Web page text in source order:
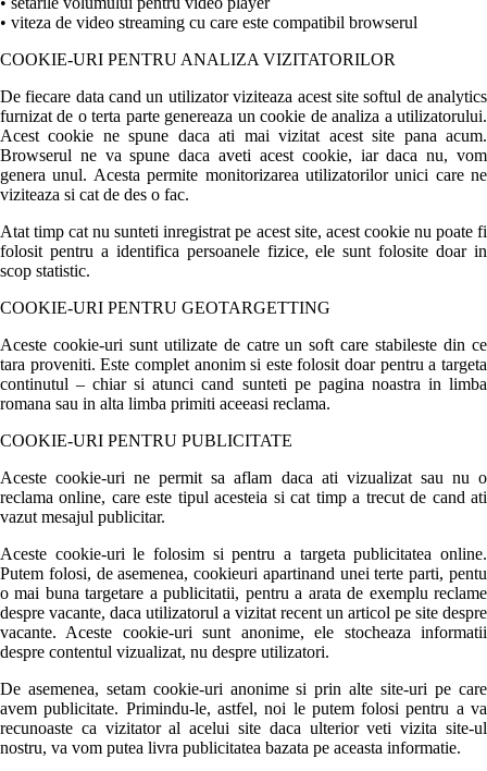
• viteza de video streaming cu care este compatibil browserul
COOKIE-URI PENTRU ANALIZA VIZITATORILOR
De fiecare data cand un utilizator viziteaza acest site softul de analytics
furnizat de o terta parte genereaza un cookie de analiza a utilizatorului.
Acest cookie ne spune daca ati mai vizitat acest site pana acum.
Browserul ne va spune daca aveti acest cookie, iar daca nu, vom
genera unul. Acesta permite monitorizarea utilizatorilor unici care ne
viziteaza si cat de des o fac.
Atat timp cat nu sunteti inregistrat pe acest site, acest cookie nu poate fi
folosit pentru a identifica persoanele fizice, ele sunt folosite doar in
scop statistic.
COOKIE-URI PENTRU GEOTARGETTING
Aceste cookie-uri sunt utilizate de catre un soft care stabileste din ce
tara proveniti. Este complet anonim si este folosit doar pentru a targeta
continutul – chiar si atunci cand sunteti pe pagina noastra in limba
romana sau in alta limba primiti aceeasi reclama.
COOKIE-URI PENTRU PUBLICITATE
Aceste cookie-uri ne permit sa aflam daca ati vizualizat sau nu o
reclama online, care este tipul acesteia si cat timp a trecut de cand ati
vazut mesajul publicitar.
Aceste cookie-uri le folosim si pentru a targeta publicitatea online.
Putem folosi, de asemenea, cookieuri apartinand unei terte parti, pentu
o mai buna targetare a publicitatii, pentru a arata de exemplu reclame
despre vacante, daca utilizatorul a vizitat recent un articol pe site despre
vacante. Aceste cookie-uri sunt anonime, ele stocheaza informatii
despre contentul vizualizat, nu despre utilizatori.
De asemenea, setam cookie-uri anonime si prin alte site-uri pe care
avem publicitate. Primindu-le, astfel, noi le putem folosi pentru a va
recunoaste ca vizitator al acelui site daca ulterior veti vizita site-ul
nostru, va vom putea livra publicitatea bazata pe aceasta informatie.